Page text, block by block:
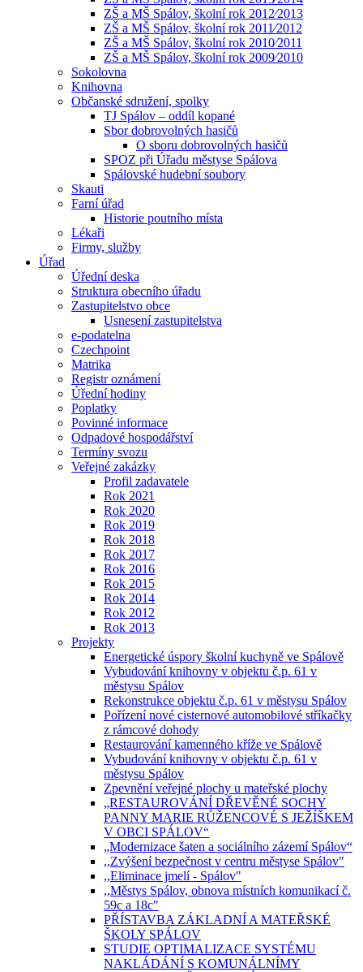
ZŠ a MŠ Spálov, školní rok 2012⁄2013
ZŠ a MŠ Spálov, školní rok 2011⁄2012
ZŠ a MŠ Spálov, školní rok 2010⁄2011
ZŠ a MŠ Spálov, školní rok 2009⁄2010
Sokolovna
Knihovna
Občanské sdružení, spolky
TJ Spálov – oddíl kopané
Sbor dobrovolných hasičů
O sboru dobrovolných hasičů
SPOZ při Úřadu městyse Spálova
Spálovské hudební soubory
Skauti
Farní úřad
Historie poutního místa
Lékaři
Firmy, služby
Úřad
Úřední deska
Struktura obecního úřadu
Zastupitelstvo obce
Usnesení zastupitelstva
e-podatelna
Czechpoint
Matrika
Registr oznámení
Úřední hodiny
Poplatky
Povinné informace
Odpadové hospodářství
Termíny svozu
Veřejné zakázky
Profil zadavatele
Rok 2021
Rok 2020
Rok 2019
Rok 2018
Rok 2017
Rok 2016
Rok 2015
Rok 2014
Rok 2012
Rok 2013
Projekty
Energetické úspory školní kuchyně ve Spálově
Vybudování knihovny v objektu č.p. 61 v
městysu Spálov
Rekonstrukce objektu č.p. 61 v městysu Spálov
Pořízení nové cisternové automobilové stříkačky
z rámcové dohody
Restaurování kamenného kříže ve Spálově
Vybudování knihovny v objektu č.p. 61 v
městysu Spálov
Zpevnění veřejné plochy u mateřské plochy
„RESTAUROVÁNÍ DŘEVĚNÉ SOCHY
PANNY MARIE RŮŽENCOVÉ S JEŽÍŠKEM
V OBCI SPÁLOV“
„Modernizace šaten a sociálního zázemí Spálov“
,,Zvýšení bezpečnost v centru městyse Spálov"
,,Eliminace jmelí - Spálov"
,,Městys Spálov, obnova místních komunikací č.
59c a 18c"
PŘÍSTAVBA ZÁKLADNÍ A MATEŘSKÉ
ŠKOLY SPÁLOV
STUDIE OPTIMALIZACE SYSTÉMU
NAKLÁDÁNÍ S KOMUNÁLNÍMY